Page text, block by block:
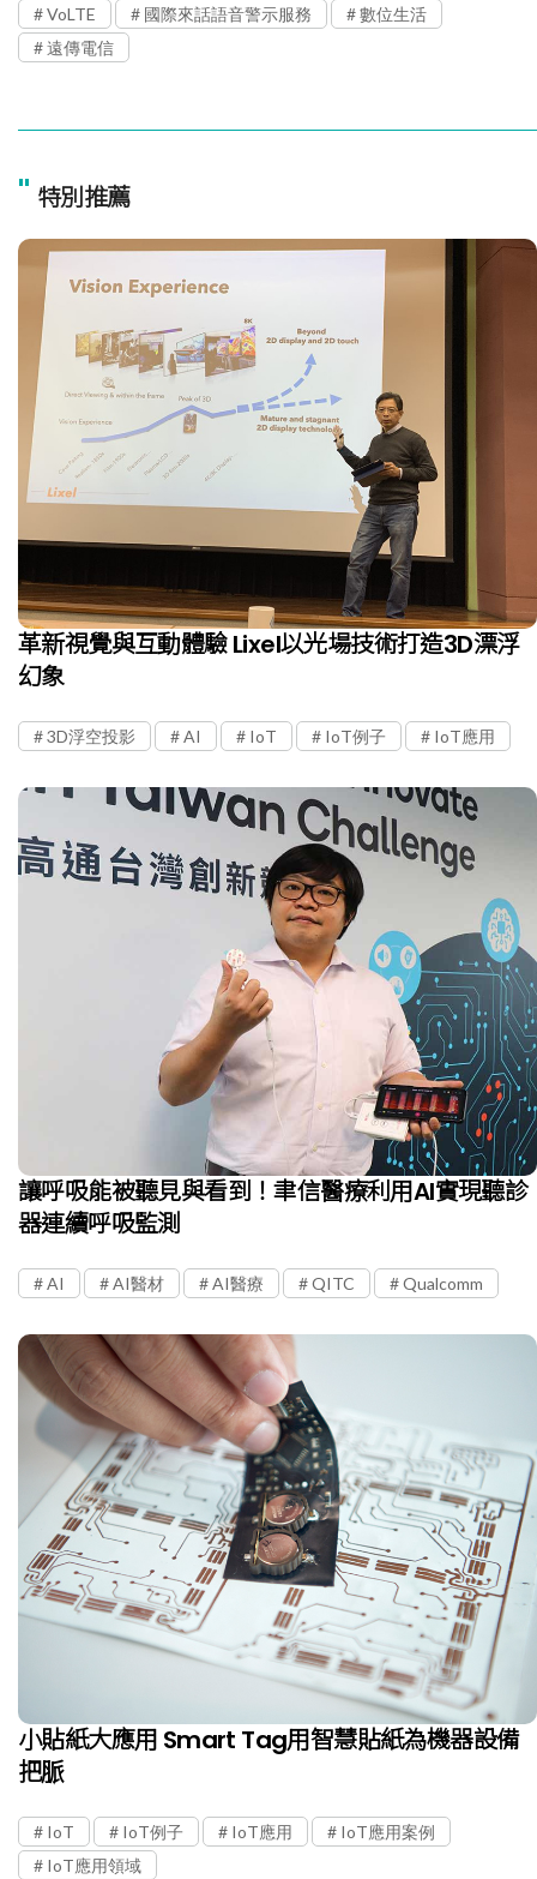
VoLTE 國際來話語音警示服務
數位生活
遠傳電信
" 特別推薦
革新視覺與互動體驗 Lixel以光場技術打造3D漂浮
幻象
3D浮空投影 AI IoT IoT例子 IoT應用
讓呼吸能被聽見與看到！聿信醫療利用AI實現聽診
器連續呼吸監測
AI AI醫材 AI醫療 QITC Qualcomm
小貼紙大應用 Smart Tag用智慧貼紙為機器設備
把脈
IoT IoT例子 IoT應用
IoT應用案例
IoT應用領域